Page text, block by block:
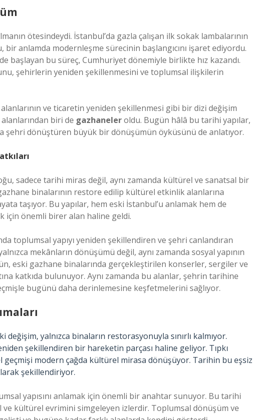
ötesindeydi. İstanbul’da gazla çalışan ilk sokak lambalarının
anlamda modernleşme sürecinin başlangıcını işaret ediyordu.
başlayan bu süreç, Cumhuriyet dönemiyle birlikte hız kazandı.
şehirlerin yeniden şekillenmesini ve toplumsal ilişkilerin
ve ticaretin yeniden şekillenmesi gibi bir dizi değişim
biri de gazhaneleroldu. Bugün hâlâ bu tarihi yapılar,
şehri dönüştüren büyük bir dönüşümün öyküsünü de anlatıyor.
sadece tarihi miras değil, aynı zamanda kültürel ve sanatsal bir
binalarının restore edilip kültürel etkinlik alanlarına
taşıyor. Bu yapılar, hem eski İstanbul’u anlamak hem de
için önemli birer alan haline geldi.
toplumsal yapıyı yeniden şekillendiren ve şehri canlandıran
mekânların dönüşümü değil, aynı zamanda sosyal yapının
eski gazhane binalarında gerçekleştirilen konserler, sergiler ve
katkıda bulunuyor. Aynı zamanda bu alanlar, şehrin tarihine
bugünü daha derinlemesine keşfetmelerini sağlıyor.
yalnızca binaların restorasyonuyla sınırlı kalmıyor.
şekillendiren bir hareketin parçası haline geliyor. Tıpkı
modern çağda kültürel mirasa dönüşüyor. Tarihin bu eşsiz
şekillendiriyor.
yapısını anlamak için önemli bir anahtar sunuyor. Bu tarihi
ve kültürel evrimini simgeleyen izlerdir. Toplumsal dönüşüm ve